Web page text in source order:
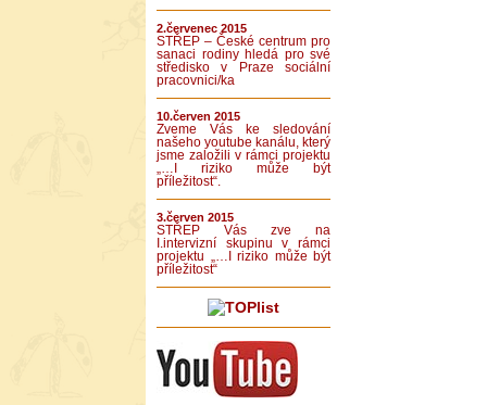
2.červenec 2015
STŘEP – České centrum pro
sanaci rodiny hledá pro své
středisko v Praze sociální
pracovnici/ka
10.červen 2015
Zveme Vás ke sledování
našeho youtube kanálu, který
jsme založili v rámci projektu
„…I riziko může být
příležitost“.
3.červen 2015
STŘEP Vás zve na
I.intervizní skupinu v rámci
projektu „…I riziko může být
příležitost“